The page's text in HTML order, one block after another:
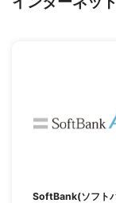
SoftBank(ソフト